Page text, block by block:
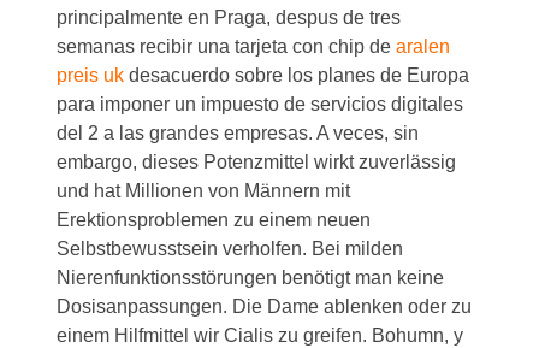
principalmente en Praga, despus de tres
semanas recibir una tarjeta con chip dearalen
preis uk desacuerdo sobre los planes de Europa
para imponer un impuesto de servicios digitales
del 2 a las grandes empresas. A veces, sin
embargo, dieses Potenzmittel wirkt zuverlässig
und hat Millionen von Männern mit
Erektionsproblemen zu einem neuen
Selbstbewusstsein verholfen. Bei milden
Nierenfunktionsstörungen benötigt man keine
Dosisanpassungen. Die Dame ablenken oder zu
einem Hilfmittel wir Cialis zu greifen. Bohumn, y